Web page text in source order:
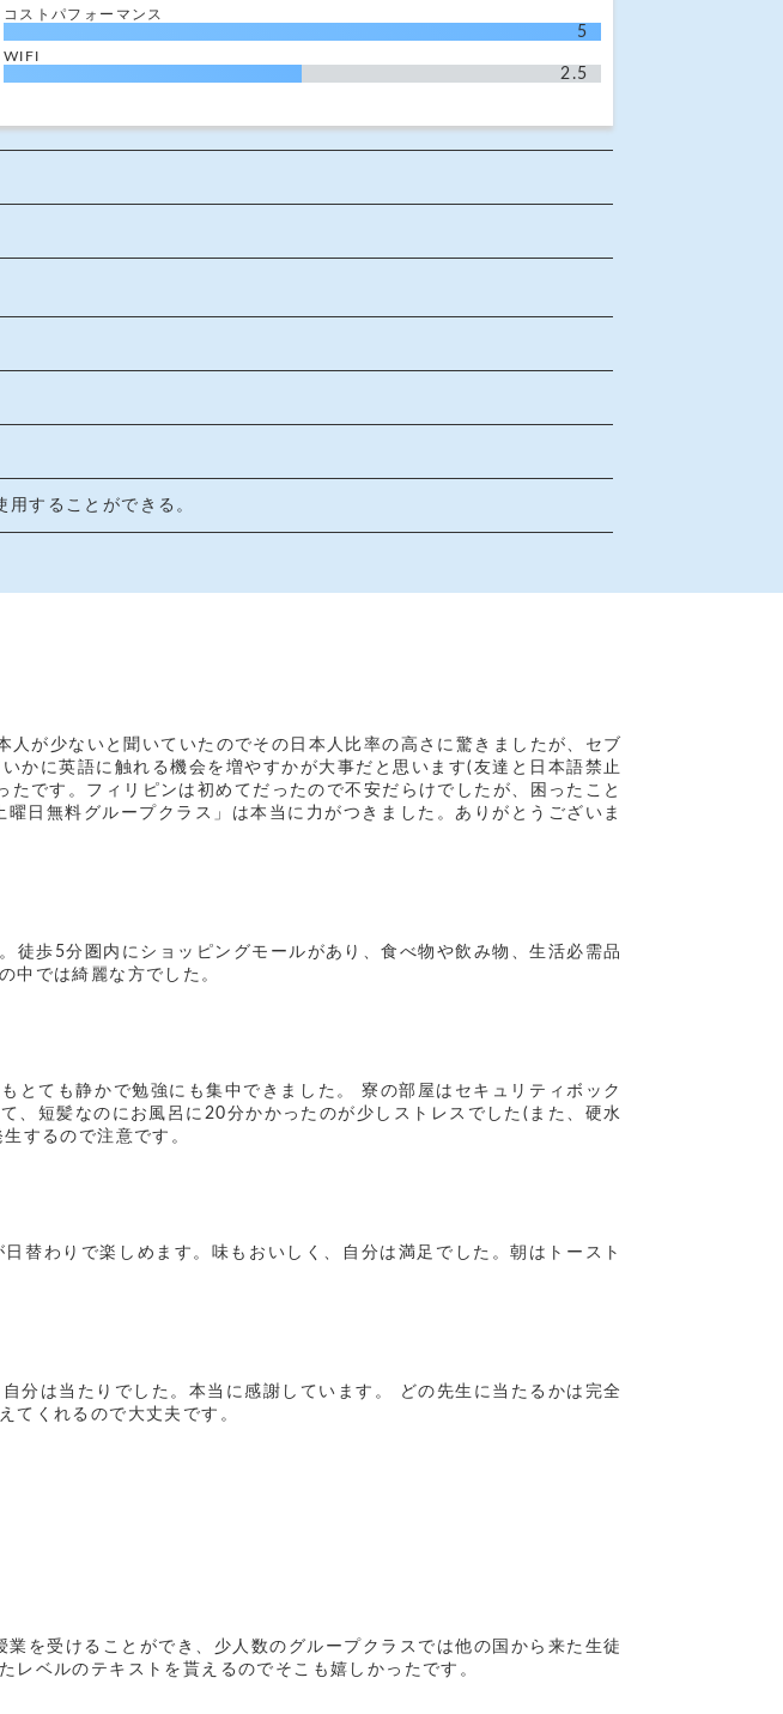
コストパフォーマンス
5
WIFI
2.5
することができる。
が少ないと聞いていたのでその日本人比率の高さに驚きましたが、セブ
かに英語に触れる機会を増やすかが大事だと思います(友達と日本語禁止
です。フィリピンは初めてだったので不安だらけでしたが、困ったこと
日無料グループクラス」は本当に力がつきました。ありがとうございま
歩5分圏内にショッピングモールがあり、食べ物や飲み物、生活必需品
中では綺麗な方でした。
とても静かで勉強にも集中できました。 寮の部屋はセキュリティボック
、短髪なのにお風呂に20分かかったのが少しストレスでした(また、硬水
するので注意です。
替わりで楽しめます。味もおいしく、自分は満足でした。朝はトースト
分は当たりでした。本当に感謝しています。 どの先生に当たるかは完全
てくれるので大丈夫です。
を受けることができ、少人数のグループクラスでは他の国から来た生徒
ベルのテキストを貰えるのでそこも嬉しかったです。